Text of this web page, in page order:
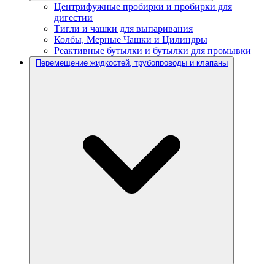
Центрифужные пробирки и пробирки для
дигестии
Тигли и чашки для выпаривания
Колбы, Мерные Чашки и Цилиндры
Реактивные бутылки и бутылки для промывки
Перемещение жидкостей, трубопроводы и клапаны